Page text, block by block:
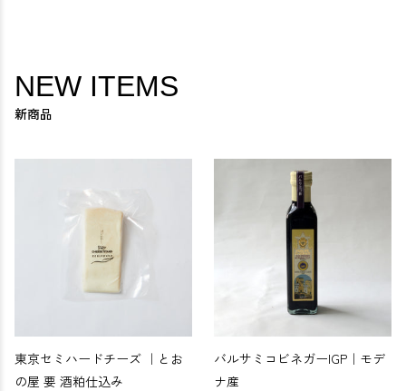
NEW ITEMS
新商品
東京セミハードチーズ ｜とお
の屋 要 酒粕仕込み
バルサミコビネガーIGP｜モデ
ナ産